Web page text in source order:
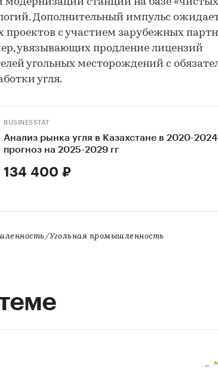
Дополнительный импульс
проектов с участием зарубежных
увязывающих продление лицензий
угольных месторождений с
угля.
BUSINESSTAT
Анализ рынка угля в Казахстане в 2020-2024
прогноз на 2025-2029 гг
134 400 ₽
Угольная промышленность